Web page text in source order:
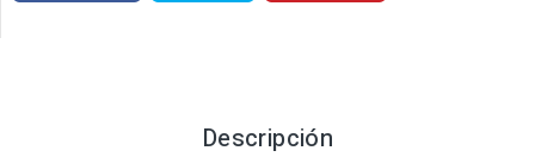
Descripción